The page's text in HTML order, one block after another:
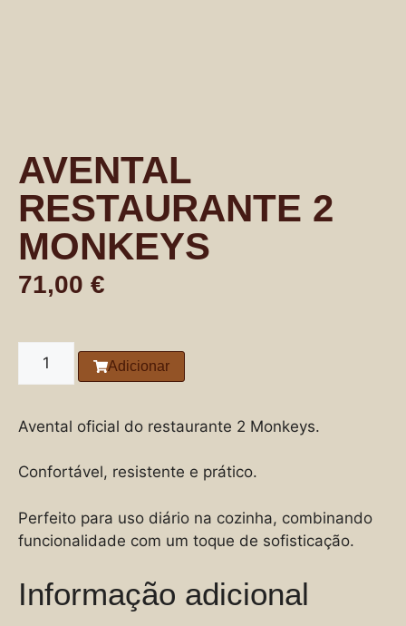
AVENTAL
RESTAURANTE 2
MONKEYS
71,00 €
Adicionar
Avental oficial do restaurante 2 Monkeys.
Confortável, resistente e prático.
Perfeito para uso diário na cozinha, combinando
funcionalidade com um toque de sofisticação.
Informação adicional